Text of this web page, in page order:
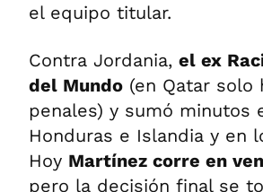
el equipo titular.
Contra Jordania, el ex
del Mundo (en Qatar solo
penales) y sumó minutos
Honduras e Islandia y en
Hoy Martínez corre en
pero la decisión final se